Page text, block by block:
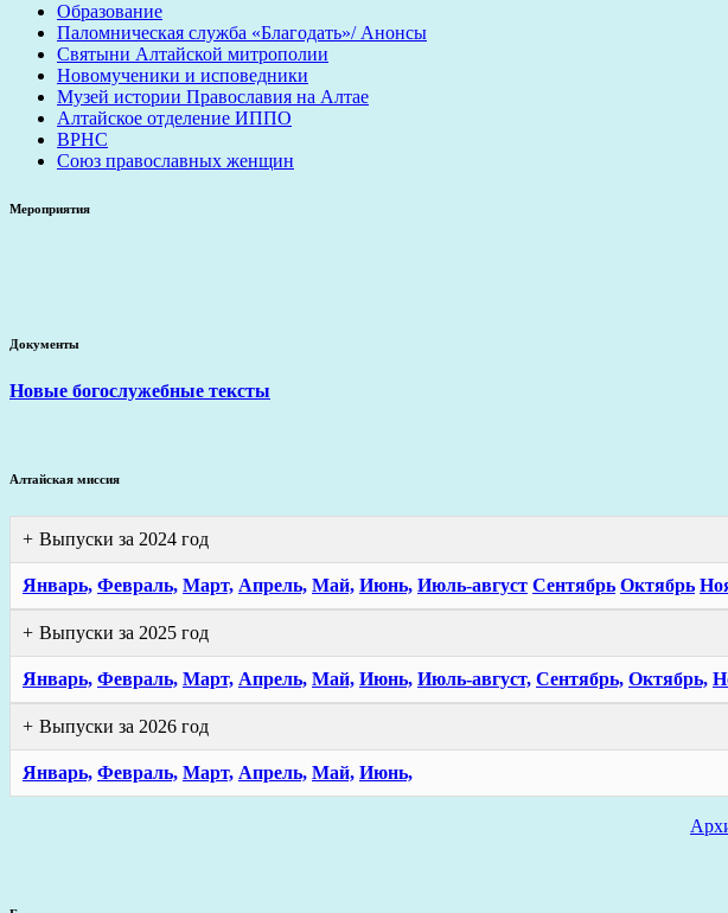
Образование
Паломническая служба «Благодать»/ Анонсы
Святыни Алтайской митрополии
Новомученики и исповедники
Музей истории Православия на Алтае
Алтайское отделение ИППО
ВРНС
Союз православных женщин
Мероприятия
Документы
Новые богослужебные тексты
Алтайская миссия
Выпуски за 2024 год
Январь, Февраль, Март, Апрель, Май, Июнь, Июль-август Сентябрь Октябрь
Выпуски за 2025 год
Январь, Февраль, Март, Апрель, Май, Июнь, Июль-август, Сентябрь, Октябрь,
Выпуски за 2026 год
Январь, Февраль, Март, Апрель, Май, Июнь,